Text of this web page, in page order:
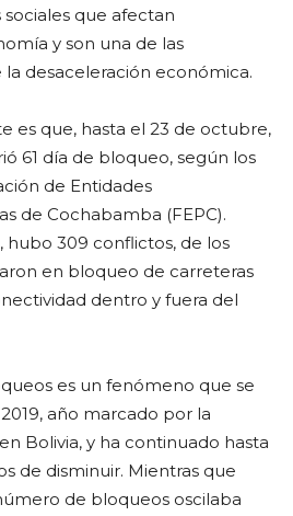
que afectan
y son una de las
la desaceleración económica.
es que, hasta el 23 de octubre,
61 día de bloqueo, según los
de Entidades
de Cochabamba (FEPC).
hubo 309 conflictos, de los
en bloqueo de carreteras
dentro y fuera del
es un fenómeno que se
año marcado por la
Bolivia, y ha continuado hasta
de disminuir. Mientras que
de bloqueos oscilaba